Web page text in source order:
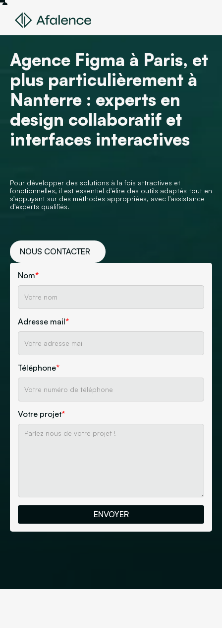
Agence Figma à Paris, et
plus particulièrement à
Nanterre : experts en
design collaboratif et
interfaces interactives
Pour développer des solutions à la fois attractives et
fonctionnelles, il est essentiel d'élire des outils adaptés tout en
s'appuyant sur des méthodes appropriées, avec l'assistance
d'experts qualifiés.
NOUS CONTACTER
Nom*
Adresse mail*
Téléphone*
Votre projet*